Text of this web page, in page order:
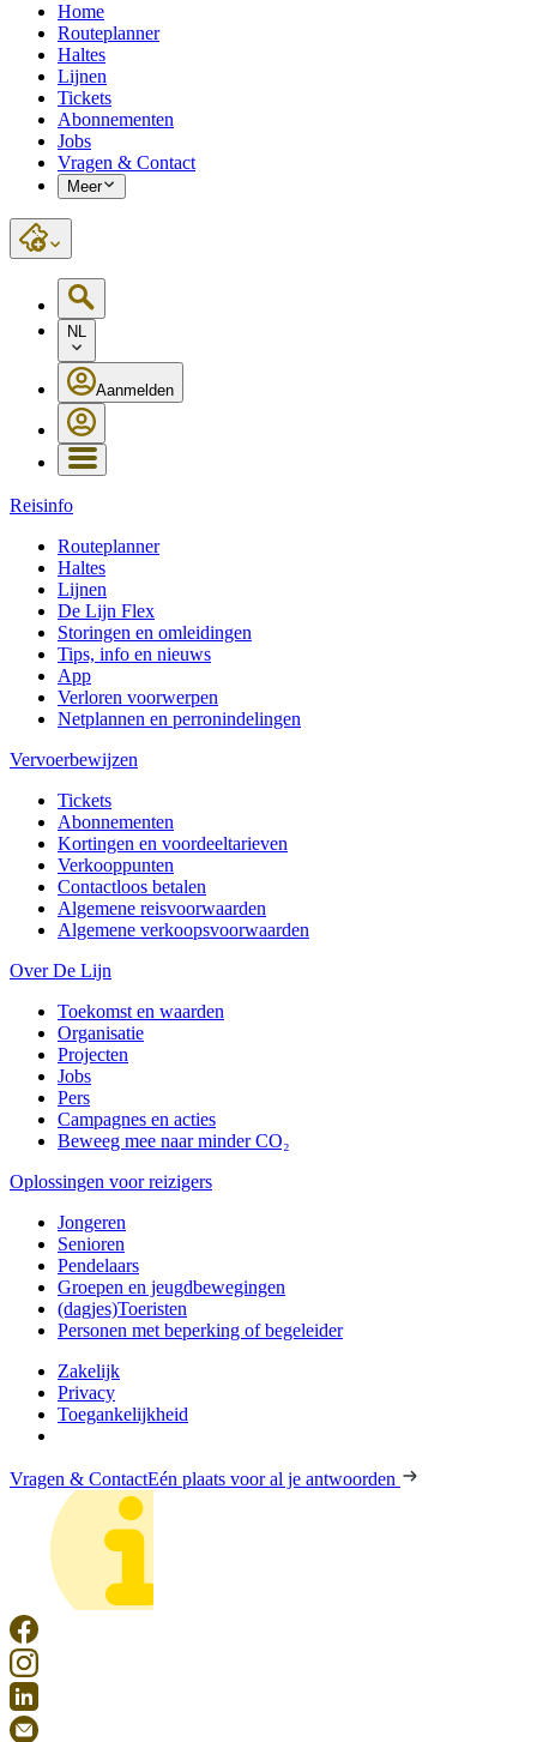
Home
Routeplanner
Haltes
Lijnen
Tickets
Abonnementen
Jobs
Vragen & Contact
Meer
NL
Aanmelden
Reisinfo
Routeplanner
Haltes
Lijnen
De Lijn Flex
Storingen en omleidingen
Tips, info en nieuws
App
Verloren voorwerpen
Netplannen en perronindelingen
Vervoerbewijzen
Tickets
Abonnementen
Kortingen en voordeeltarieven
Verkooppunten
Contactloos betalen
Algemene reisvoorwaarden
Algemene verkoopsvoorwaarden
Over De Lijn
Toekomst en waarden
Organisatie
Projecten
Jobs
Pers
Campagnes en acties
Beweeg mee naar minder CO₂
Oplossingen voor reizigers
Jongeren
Senioren
Pendelaars
Groepen en jeugdbewegingen
(dagjes)Toeristen
Personen met beperking of begeleider
Zakelijk
Privacy
Toegankelijkheid
Vragen & ContactEén plaats voor al je antwoorden